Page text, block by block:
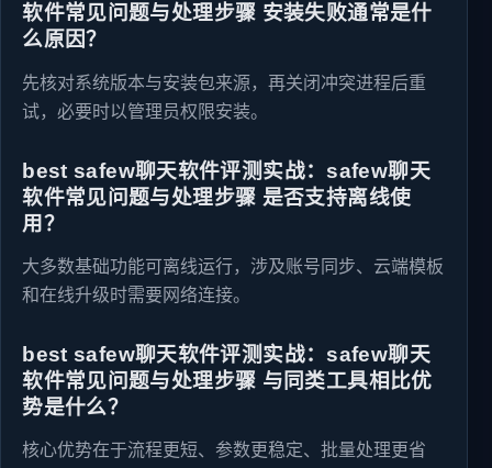
软件常见问题与处理步骤 安装失败通常是什
么原因？
先核对系统版本与安装包来源，再关闭冲突进程后重
试，必要时以管理员权限安装。
best safew聊天软件评测实战：safew聊天
软件常见问题与处理步骤 是否支持离线使
用？
大多数基础功能可离线运行，涉及账号同步、云端模板
和在线升级时需要网络连接。
best safew聊天软件评测实战：safew聊天
软件常见问题与处理步骤 与同类工具相比优
势是什么？
核心优势在于流程更短、参数更稳定、批量处理更省